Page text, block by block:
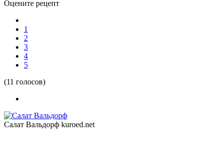
Оцените рецепт
1
2
3
4
5
(11 голосов)
Салат Вальдорф kuroed.net